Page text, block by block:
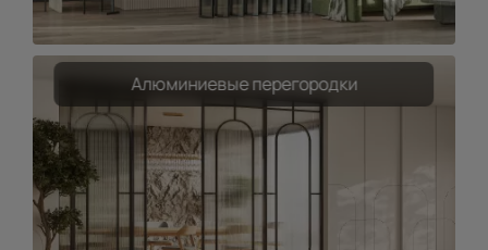
Алюминиевые перегородки